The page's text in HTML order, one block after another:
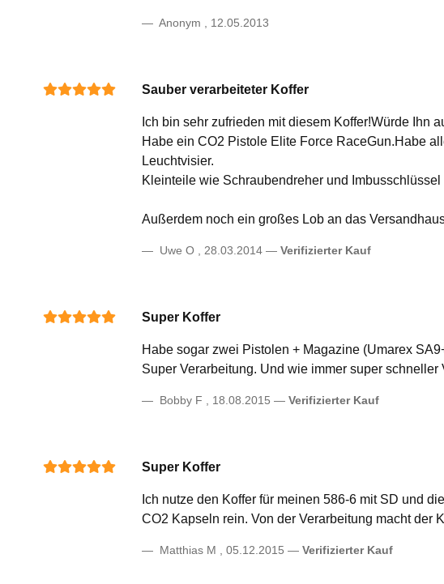
Anonym 12.05.2013
Sauber verarbeiteter Koffer
Ich bin sehr zufrieden mit diesem Koffer!Würde Ihn
Habe ein CO2 Pistole Elite Force RaceGun.Habe
Leuchtvisier.
Kleinteile wie Schraubendreher und
Außerdem noch ein großes Lob an das
Uwe O 28.03.2014 Verifizierter Kauf
Super Koffer
Habe sogar zwei Pistolen + Magazine (Umarex
Super Verarbeitung. Und wie immer super schneller
Bobby F 18.08.2015 Verifizierter Kauf
Super Koffer
Ich nutze den Koffer für meinen 586-6 mit SD und
CO2 Kapseln rein. Von der Verarbeitung macht der
Matthias M 05.12.2015 Verifizierter Kauf